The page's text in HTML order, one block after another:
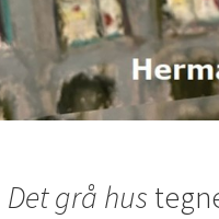
Det grå hus